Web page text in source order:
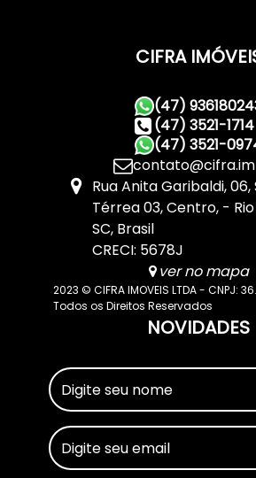
CIFRA
(47)
(47) 3521-1714
(47) 3521-
Rua Anita Garibaldi,06,
Térrea 03,Centro,
SC, Brasil
CRECI: 5678J
ver no mapa
2023 © CIFRA IMOVEIS LTDA - CNPJ:
Todos os Direitos Reservados
NOVIDADES